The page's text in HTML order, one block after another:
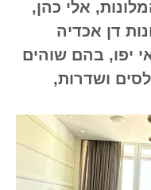
אלי כהן,
דן אכדיה
יפו, בהם שוהים
ושדרות,